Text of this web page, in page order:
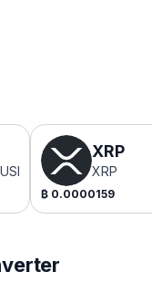
XRP
XRP
₿ 0.0000159